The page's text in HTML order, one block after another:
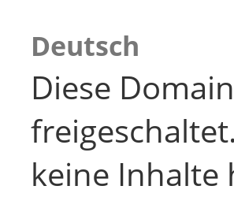
Deutsch
Diese
keine Inhalte